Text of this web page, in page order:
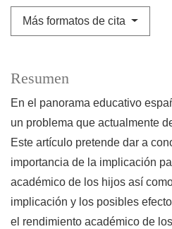
Más formatos de cita
Resumen
En el panorama educativo
un problema que actualmente
Este artículo pretende dar a
importancia de la implicación
académico de los hijos así
implicación y los posibles
el rendimiento académico de